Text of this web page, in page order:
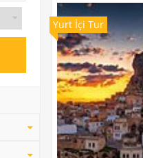
Yurt İçi Tur